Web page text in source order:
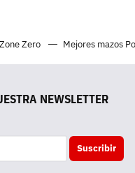
Zero Mejores mazos
NEWSLETTER
Suscribir